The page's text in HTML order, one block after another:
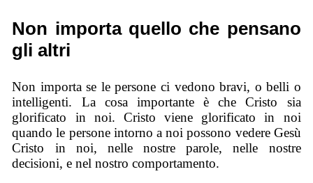
Non importa quello che pensano
gli altri
Non importa se le persone ci vedono bravi, o belli o
intelligenti. La cosa importante è che Cristo sia
glorificato in noi. Cristo viene glorificato in noi
quando le persone intorno a noi possono vedere Gesù
Cristo in noi, nelle nostre parole, nelle nostre
decisioni, e nel nostro comportamento.